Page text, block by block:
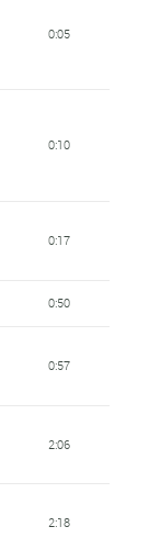
0:05
0:10
0:17
0:50
0:57
2:06
2:18